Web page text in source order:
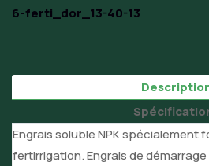
6-ferti_dor_13-40-13
Engrais soluble NPK spécialement
fertirrigation. Engrais de